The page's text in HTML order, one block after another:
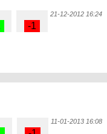
21-12-2012 16:24
11-01-2013 16:08